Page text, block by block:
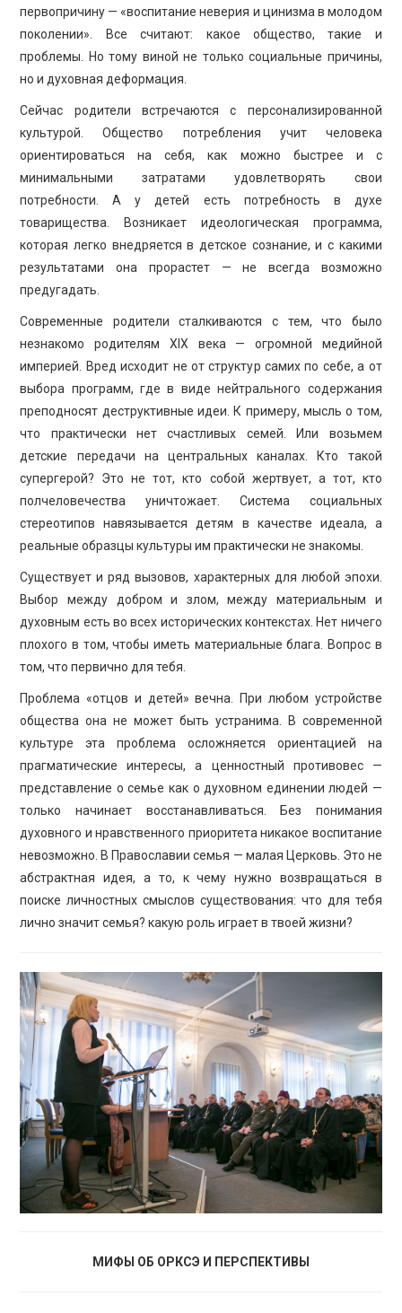
первопричину — «воспитание неверия и цинизма в молодом
поколении». Все считают: какое общество, такие и
проблемы. Но тому виной не только социальные причины,
но и духовная деформация.
Сейчас родители встречаются с персонализированной
культурой. Общество потребления учит человека
ориентироваться на себя, как можно быстрее и с
минимальными затратами удовлетворять свои
потребности. А у детей есть потребность в духе
товарищества. Возникает идеологическая программа,
которая легко внедряется в детское сознание, и с какими
результатами она прорастет — не всегда возможно
предугадать.
Современные родители сталкиваются с тем, что было
незнакомо родителям XIX века — огромной медийной
империей. Вред исходит не от структур самих по себе, а от
выбора программ, где в виде нейтрального содержания
преподносят деструктивные идеи. К примеру, мысль о том,
что практически нет счастливых семей. Или возьмем
детские передачи на центральных каналах. Кто такой
супергерой? Это не тот, кто собой жертвует, а тот, кто
полчеловечества уничтожает. Система социальных
стереотипов навязывается детям в качестве идеала, а
реальные образцы культуры им практически не знакомы.
Существует и ряд вызовов, характерных для любой эпохи.
Выбор между добром и злом, между материальным и
духовным есть во всех исторических контекстах. Нет ничего
плохого в том, чтобы иметь материальные блага. Вопрос в
том, что первично для тебя.
Проблема «отцов и детей» вечна. При любом устройстве
общества она не может быть устранима. В современной
культуре эта проблема осложняется ориентацией на
прагматические интересы, а ценностный противовес —
представление о семье как о духовном единении людей —
только начинает восстанавливаться. Без понимания
духовного и нравственного приоритета никакое воспитание
невозможно. В Православии семья — малая Церковь. Это не
абстрактная идея, а то, к чему нужно возвращаться в
поиске личностных смыслов существования: что для тебя
лично значит семья? какую роль играет в твоей жизни?
МИФЫ ОБ ОРКСЭ И ПЕРСПЕКТИВЫ